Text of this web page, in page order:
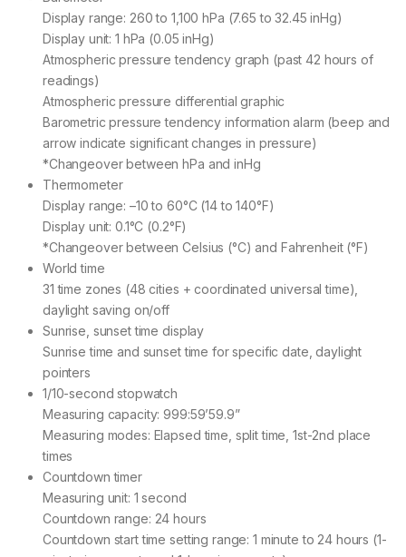
Display range: 260 to 1,100 hPa (7.65 to 32.45 inHg)
Display unit: 1 hPa (0.05 inHg)
Atmospheric pressure tendency graph (past 42 hours of
readings)
Atmospheric pressure differential graphic
Barometric pressure tendency information alarm (beep and
arrow indicate significant changes in pressure)
*Changeover between hPa and inHg
Thermometer
Display range: –10 to 60°C (14 to 140°F)
Display unit: 0.1°C (0.2°F)
*Changeover between Celsius (°C) and Fahrenheit (°F)
World time
31 time zones (48 cities + coordinated universal time),
daylight saving on/off
Sunrise, sunset time display
Sunrise time and sunset time for specific date, daylight
pointers
1/10-second stopwatch
Measuring capacity: 999:59’59.9”
Measuring modes: Elapsed time, split time, 1st-2nd place
times
Countdown timer
Measuring unit: 1 second
Countdown range: 24 hours
Countdown start time setting range: 1 minute to 24 hours (1-